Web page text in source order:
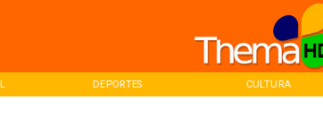
CULTURA TURISMO